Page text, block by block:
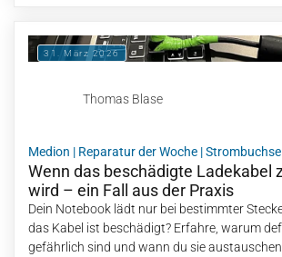
31. März 2026
Thomas Blase
Medion | Reparatur der Woche |Strombuchse
Wenn das beschädigte Ladekabel
wird – ein Fall aus der Praxis
Dein Notebook lädt nur bei bestimmter
das Kabel ist beschädigt? Erfahre, warum
gefährlich sind und wann du sie austauschen